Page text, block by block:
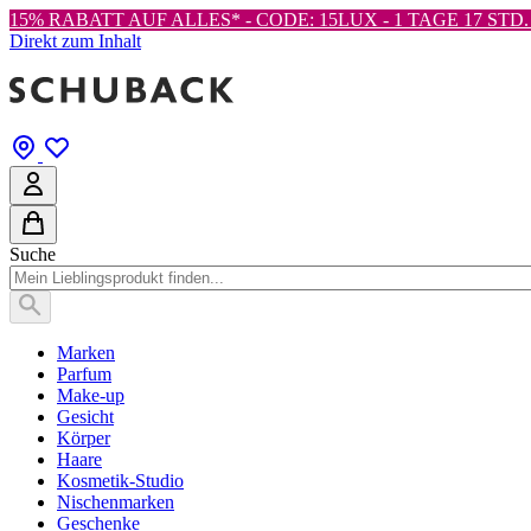
15% RABATT AUF ALLES* - CODE: 15LUX - 1 TAGE 17
Direkt zum Inhalt
Suche
Marken
Parfum
Make-up
Gesicht
Körper
Haare
Kosmetik-Studio
Nischenmarken
Geschenke